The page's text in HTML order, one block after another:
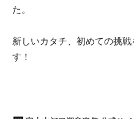
た。
新しいカタチ、初めての挑
す！